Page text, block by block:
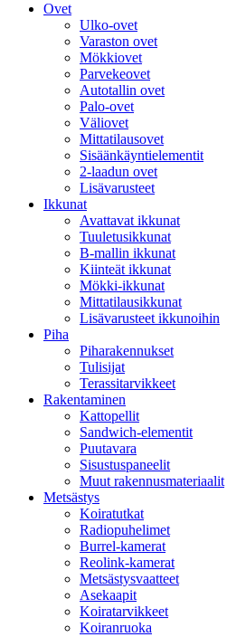
Ovet
Ulko-ovet
Varaston ovet
Mökkiovet
Parvekeovet
Autotallin ovet
Palo-ovet
Väliovet
Mittatilausovet
Sisäänkäyntielementit
2-laadun ovet
Lisävarusteet
Ikkunat
Avattavat ikkunat
Tuuletusikkunat
B-mallin ikkunat
Kiinteät ikkunat
Mökki-ikkunat
Mittatilausikkunat
Lisävarusteet ikkunoihin
Piha
Piharakennukset
Tulisijat
Terassitarvikkeet
Rakentaminen
Kattopellit
Sandwich-elementit
Puutavara
Sisustuspaneelit
Muut rakennusmateriaalit
Metsästys
Koiratutkat
Radiopuhelimet
Burrel-kamerat
Reolink-kamerat
Metsästysvaatteet
Asekaapit
Koiratarvikkeet
Koiranruoka